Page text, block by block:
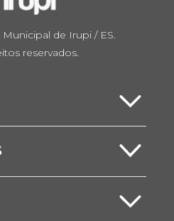
de Irupi / ES.
reservados.